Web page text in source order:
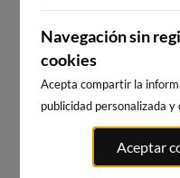
WEBCAM
SAN JAVIER
Navegación sin
cookies
Acepta compartir la
publicidad personalizada
Aceptar